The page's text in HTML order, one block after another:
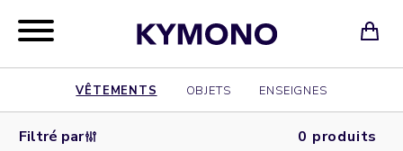
VÊTEMENTS OBJETS ENSEIGNES
Filtré par 0 produits